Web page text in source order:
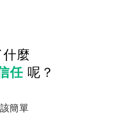
麼
任 呢？
簡單